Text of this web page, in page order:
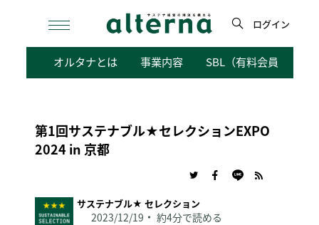
検
ログイン
オルタナとは 事業内容 SBL（有料会員向けサ
第1回サステナブル★セレクションEXPO
2024 in 京都
サステナブル★ セレクション
2023/12/19 約4分で読める